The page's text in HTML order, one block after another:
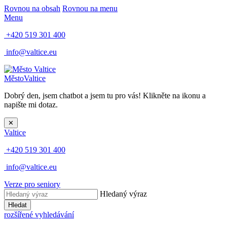
Rovnou na obsah Rovnou na menu
Menu
+420 519 301 400
info@valtice.eu
MěstoValtice
Dobrý den, jsem chatbot a jsem tu pro vás! Klikněte na ikonu a
napište mi dotaz.
✕
Valtice
+420 519 301 400
info@valtice.eu
Verze pro seniory
Hledaný výraz
Hledat
rozšířené vyhledávání